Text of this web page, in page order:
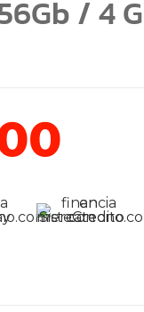
/ 4